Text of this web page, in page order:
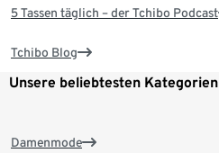
5 Tassen täglich – der Tchibo Podcast
Tchibo Blog
Unsere beliebtesten Kategorien
Damenmode